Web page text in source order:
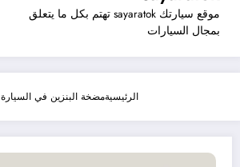
موقع سيارتك sayaratok تهتم بكل ما يتعلق
بمجال السيارات
الرئيسيةمضخة البنزين في السيارة